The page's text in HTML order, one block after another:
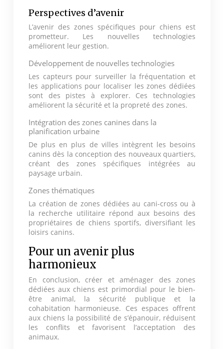
Perspectives d’avenir
L’avenir des zones spécifiques pour chiens est
prometteur. Les nouvelles technologies
améliorent leur gestion.
Développement de nouvelles technologies
Les capteurs pour surveiller la fréquentation et
les applications pour localiser les zones dédiées
sont des pistes à explorer. Ces technologies
améliorent la sécurité et la propreté des zones.
Intégration des zones canines dans la
planification urbaine
De plus en plus de villes intègrent les besoins
canins dès la conception des nouveaux quartiers,
créant des zones spécifiques intégrées au
paysage urbain.
Zones thématiques
La création de zones dédiées au cani-cross ou à
la recherche utilitaire répond aux besoins des
propriétaires de chiens sportifs, diversifiant les
loisirs canins.
Pour un avenir plus
harmonieux
En conclusion, créer et aménager des zones
dédiées aux chiens est primordial pour le bien-
être animal, la sécurité publique et la
cohabitation harmonieuse. Ces espaces offrent
aux chiens la possibilité de s’épanouir, réduisent
les conflits et favorisent l’acceptation des
animaux.